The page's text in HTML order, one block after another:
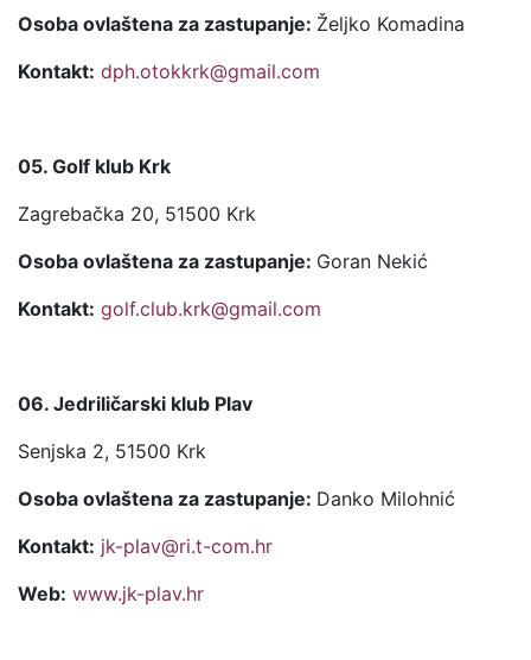
Osoba ovlaštena za zastupanje: Željko Komadina
Kontakt: dph.otokkrk@gmail.com
05. Golf klub Krk
Zagrebačka 20, 51500 Krk
Osoba ovlaštena za zastupanje: Goran Nekić
Kontakt: golf.club.krk@gmail.com
06. Jedriličarski klub Plav
Senjska 2, 51500 Krk
Osoba ovlaštena za zastupanje: Danko Milohnić
Kontakt: jk-plav@ri.t-com.hr
Web: www.jk-plav.hr